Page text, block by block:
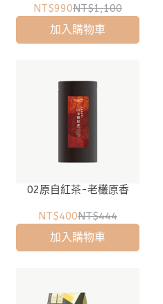
NT$990NT$1,100
加入購物車
02原自紅茶-老欉原香
NT$400NT$444
加入購物車